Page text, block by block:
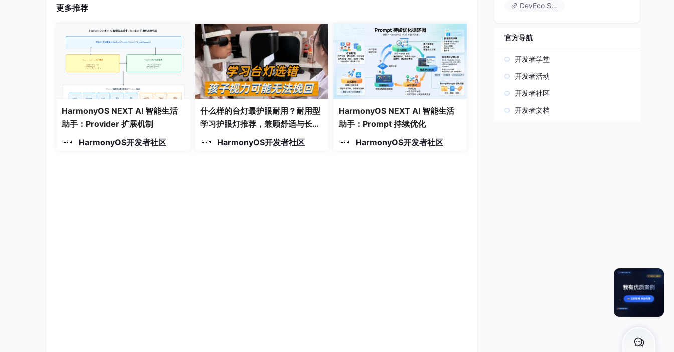
产品截图
更多推荐
HarmonyOS NEXT AI 智能生活
助手：Provider 扩展机制
HarmonyOS开发者社区
什么样的台灯最护眼耐用？耐用型
学习护眼灯推荐，兼顾舒适与长久
HarmonyOS开发者社区
HarmonyOS NEXT AI 智能生活
助手：Prompt 持续优化
HarmonyOS开发者社区
DevEco Studio
官方导航
开发者学堂
开发者活动
开发者社区
开发者文档